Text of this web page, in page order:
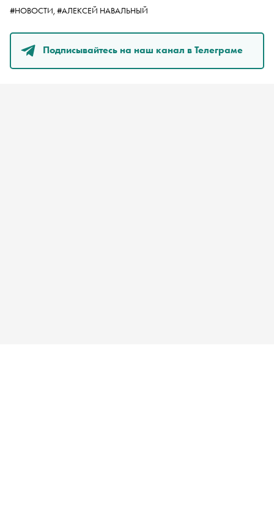
#НОВОСТИ, #АЛЕКСЕЙ НАВАЛЬНЫЙ
Подписывайтесь на наш канал в Телеграме